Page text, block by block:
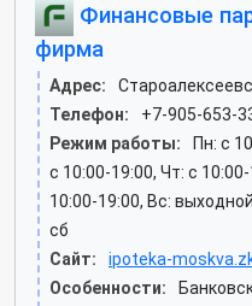
Финансовые
фирма
Адрес:
Телефон:
+7-905-653-
Режим работы:
Пн: c
c 10:00-19:00, Чт: c
10:00-19:00, Вс:
сб
Сайт:
ipoteka-
Особенности: